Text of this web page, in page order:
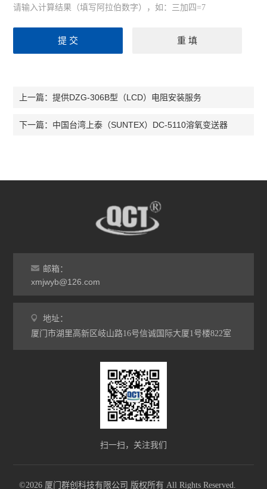
请输入计算结果（填写阿拉伯数字），如：三加四=7
上一篇：提供DZG-306B型（LCD）电阻安装服务
下一篇： 中国台湾上泰（SUNTEX）DC-5110溶氧变送器
邮箱：
xmjwyb@126.com
地址：
厦门市湖里高新区岐山路16号信诚国际大厦1号楼822室
扫一扫，关注我们
©2026 厦门群创科技有限公司 版权所有 All Rights Reserved.